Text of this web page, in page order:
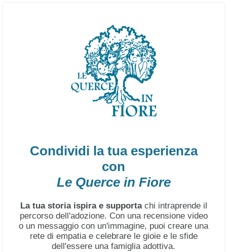
Condividi la tua esperienza
con
Le Querce in Fiore
La tua storia ispira e supportachi intraprende il
percorso dell'adozione. Con una recensione video
o un messaggio con un'immagine, puoi creare una
rete di empatia e celebrare le gioie e le sfide
dell'essere una famiglia adottiva.